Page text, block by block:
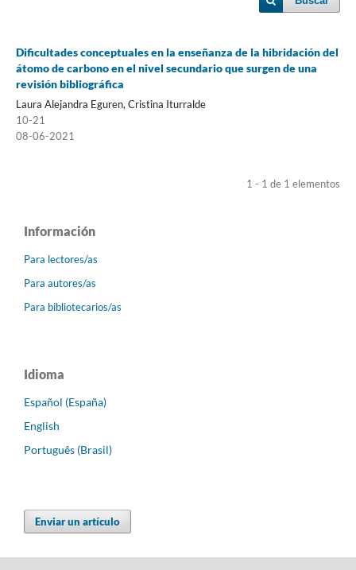
Dificultades conceptuales en la enseñanza de la hibridación del
átomo de carbono en el nivel secundario que surgen de una
revisión bibliográfica
Laura Alejandra Eguren, Cristina Iturralde
10-21
08-06-2021
1 - 1 de 1 elementos
Información
Para lectores/as
Para autores/as
Para bibliotecarios/as
Idioma
Español (España)
English
Português (Brasil)
Enviar un artículo